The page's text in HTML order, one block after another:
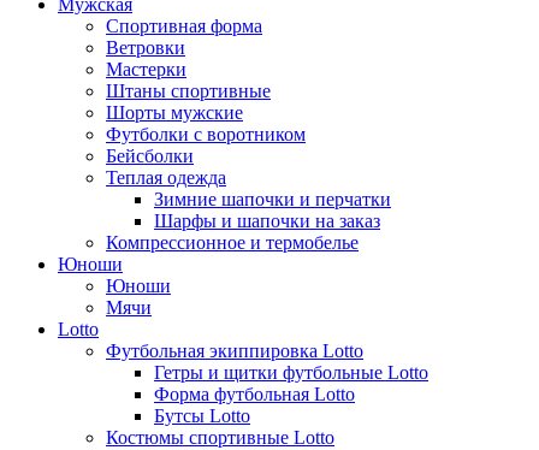
Мужская
Спортивная форма
Ветровки
Мастерки
Штаны спортивные
Шорты мужские
Футболки с воротником
Бейсболки
Теплая одежда
Зимние шапочки и перчатки
Шарфы и шапочки на заказ
Компрессионное и термобелье
Юноши
Юноши
Мячи
Lotto
Футбольная экиппировка Lotto
Гетры и щитки футбольные Lotto
Форма футбольная Lotto
Бутсы Lotto
Костюмы спортивные Lotto